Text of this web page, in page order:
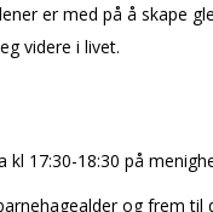
er med på å skape
videre i livet.
17:30-18:30 på
og frem